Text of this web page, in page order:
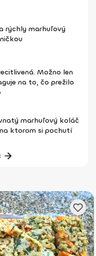
rýchly marhuľový
Možno len
na to, čo prežilo
marhuľový koláč
ktorom si pochutí